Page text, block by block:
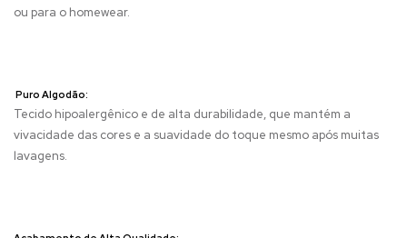
ou para o homewear.
Puro Algodão:
Tecido hipoalergênico e de alta durabilidade, que mantém a
vivacidade das cores e a suavidade do toque mesmo após muitas
lavagens.